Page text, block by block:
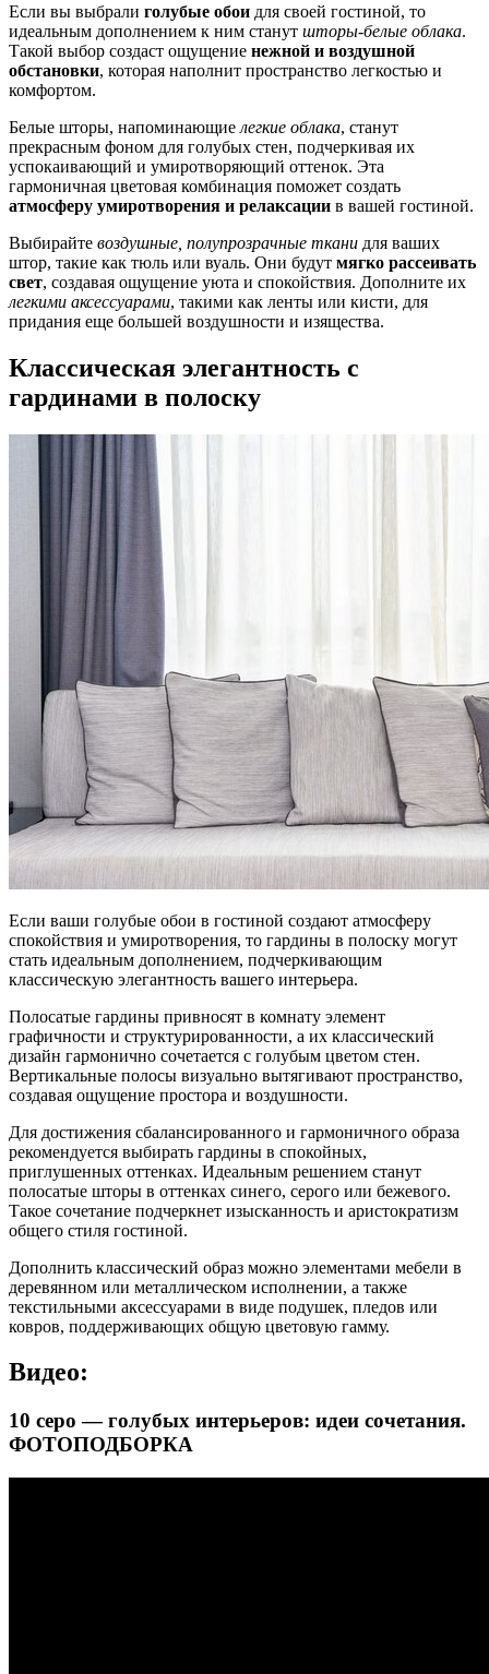
Если вы выбрали голубые обои для своей гостиной, то
идеальным дополнением к ним станут шторы-белые облака.
Такой выбор создаст ощущение нежной и воздушной
обстановки, которая наполнит пространство легкостью и
комфортом.
Белые шторы, напоминающие легкие облака, станут
прекрасным фоном для голубых стен, подчеркивая их
успокаивающий и умиротворяющий оттенок. Эта
гармоничная цветовая комбинация поможет создать
атмосферу умиротворения и релаксации в вашей гостиной.
Выбирайте воздушные, полупрозрачные ткани для ваших
штор, такие как тюль или вуаль. Они будут мягко рассеивать
свет, создавая ощущение уюта и спокойствия. Дополните их
легкими аксессуарами, такими как ленты или кисти, для
придания еще большей воздушности и изящества.
Классическая элегантность с
гардинами в полоску
Если ваши голубые обои в гостиной создают атмосферу
спокойствия и умиротворения, то гардины в полоску могут
стать идеальным дополнением, подчеркивающим
классическую элегантность вашего интерьера.
Полосатые гардины привносят в комнату элемент
графичности и структурированности, а их классический
дизайн гармонично сочетается с голубым цветом стен.
Вертикальные полосы визуально вытягивают пространство,
создавая ощущение простора и воздушности.
Для достижения сбалансированного и гармоничного образа
рекомендуется выбирать гардины в спокойных,
приглушенных оттенках. Идеальным решением станут
полосатые шторы в оттенках синего, серого или бежевого.
Такое сочетание подчеркнет изысканность и аристократизм
общего стиля гостиной.
Дополнить классический образ можно элементами мебели в
деревянном или металлическом исполнении, а также
текстильными аксессуарами в виде подушек, пледов или
ковров, поддерживающих общую цветовую гамму.
Видео:
10 серо — голубых интерьеров: идеи сочетания.
ФОТОПОДБОРКА